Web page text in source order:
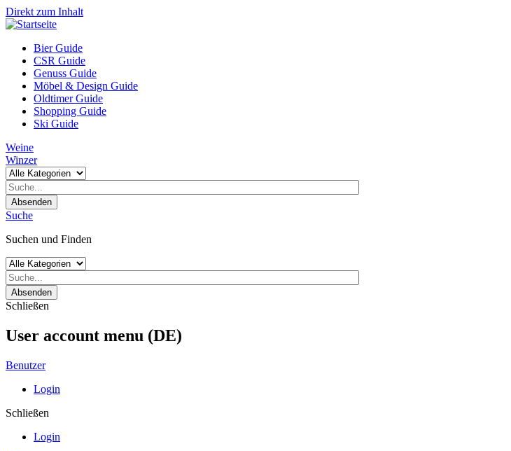
Direkt zum Inhalt
Bier Guide
CSR Guide
Genuss Guide
Möbel & Design Guide
Oldtimer Guide
Shopping Guide
Ski Guide
Weine
Winzer
Absenden
Suche
Suchen und Finden
Absenden
Schließen
User account menu (DE)
Benutzer
Login
Schließen
Login